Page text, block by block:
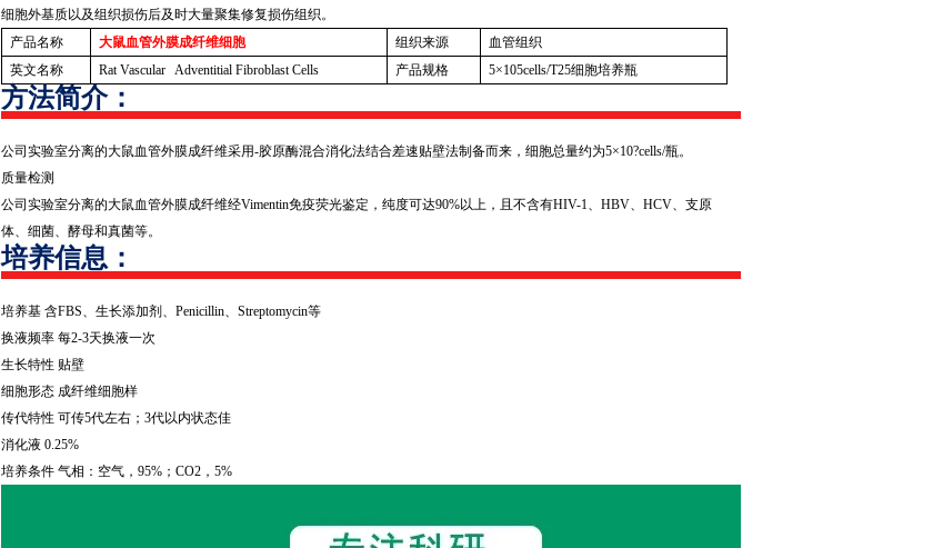
细胞外基质以及组织损伤后及时大量聚集修复损伤组织。
产品名称
大鼠血管外膜成纤维细胞 组织来源
血管组织
英文名称
Rat Vascular Adventitial Fibroblast Cells 产品规格 5×105cells/T25细胞培养瓶
方法简介：
公司实验室分离的大鼠血管外膜成纤维采用-胶原酶混合消化法结合差速贴壁法制备而来，细胞总量约为5×10?cells/瓶。
质量检测
公司实验室分离的大鼠血管外膜成纤维经Vimentin免疫荧光鉴定，纯度可达90%以上，且不含有HIV-1、 HBV、 HCV、支原
体、细菌、酵母和真菌等。
培养信息：
培养基 含FBS、生长添加剂、 Penicillin、 Streptomycin等
换液频率 每2-3天换液一次
生长特性 贴壁
细胞形态 成纤维细胞样
传代特性 可传5代左右； 3代以内状态佳
消化液 0.25%
培养条件 气相：空气， 95% ； CO2 ， 5%